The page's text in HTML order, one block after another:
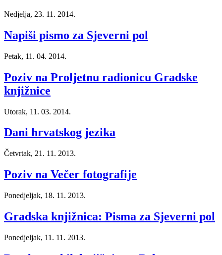
Nedjelja, 23. 11. 2014.
Napiši pismo za Sjeverni pol
Petak, 11. 04. 2014.
Poziv na Proljetnu radionicu Gradske
knjižnice
Utorak, 11. 03. 2014.
Dani hrvatskog jezika
Četvrtak, 21. 11. 2013.
Poziv na Večer fotografije
Ponedjeljak, 18. 11. 2013.
Gradska knjižnica: Pisma za Sjeverni pol
Ponedjeljak, 11. 11. 2013.